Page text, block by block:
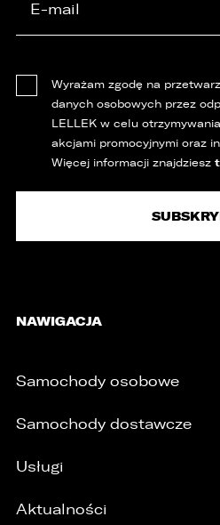
Wyrażam zgodę na
danych osobowych przez
LELLEK w celu
akcjami promocyjnymi oraz
Więcej informacji znajdziesz
NAWIGACJA
Samochody osobowe
Samochody dostawcze
Usługi
Aktualności